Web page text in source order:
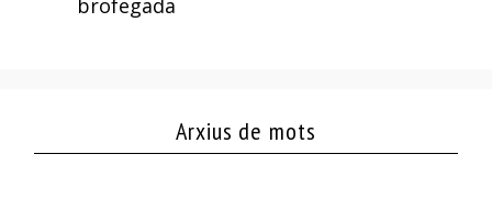
brofegada
Arxius de mots